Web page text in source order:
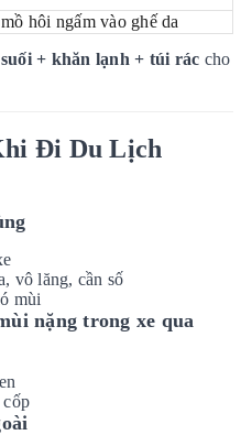
hôi ngấm vào ghế da
+ khăn lạnh + túi rác cho
Đi Du Lịch
vô lăng, cần số
mùi
nặng trong xe qua
cốp